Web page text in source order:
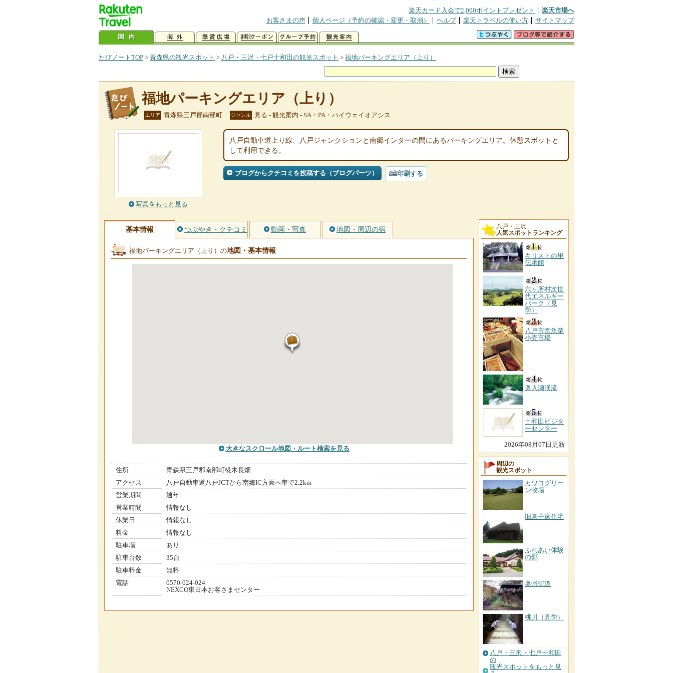
楽天カード入会で2,000ポイントプレゼント
楽天市場へ
お客さまの声
個人ページ（予約の確認・変更・取消） ヘルプ 楽天トラベルの使い方 サイトマップ
たびノートTOP > 青森県の観光スポット > 八戸・三沢・七戸十和田の観光スポット > 福地パーキングエリア（上り）
福地パーキングエリア（上り）
エリア 青森県三戸郡南部町 ジャンル 見る - 観光案内 - SA・PA・ハイウェイオアシス
写真をもっと見る
八戸自動車道上り線、八戸ジャンクションと南郷インターの間にあるパーキングエリア。休憩スポットと
して利用できる。
ブログからクチコミを投稿する（ブログパーツ） 印刷する
基本情報 つぶやき・クチコミ 動画・写真 地図・周辺の宿
福地パーキングエリア（上り）の地図・基本情報
大きなスクロール地図 ・ルート検索を見る
住所
青森県三戸郡南部町椛木長畑
アクセス
八戸自動車道八戸JCTから南郷IC方面へ車で2.2km
営業期間
通年
営業時間
情報なし
休業日
情報なし
料金
情報なし
駐車場
あり
駐車台数
35台
駐車料金
無料
電話
0570-024-024
NEXCO東日本お客さまセンター
八戸・三沢
人気スポットランキング
キリストの里
伝承館
六ヶ所村次世
代エネルギー
パーク（見
学）
八戸市営魚菜
小売市場
奥入瀬渓流
十和田ビジタ
ーセンター
2026年08月07日更新
周辺の
観光スポット
カワヨグリー
ン牧場
旧圓子家住宅
ふれあい体験
の郷
奥州街道
桃川（見学）
八戸・三沢・七戸十和田
の
観光スポットをもっと見